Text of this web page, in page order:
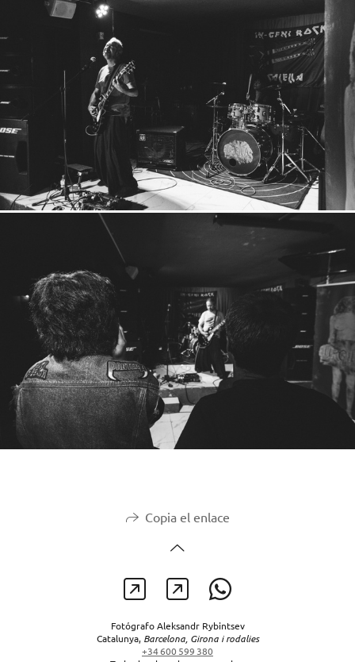
Copia el enlace
Fotógrafo Aleksandr Rybintsev
Catalunya, Barcelona, Girona i rodalies
+34 600 599 380